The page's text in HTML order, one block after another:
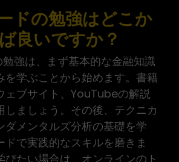
ドの勉強はどこか
良いですか？
強は、まず基本的な金融知識
を学ぶことから始めます。書籍
ェブサイト、YouTubeの解説
しましょう。その後、テクニカ
ダメンタルズ分析の基礎を学
ドで実践的なスキルを磨きま
びたい場合は、オンラインのト